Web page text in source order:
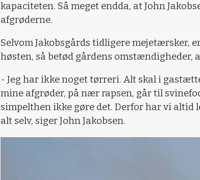
kapaciteten. Så meget endda, at John
afgrøderne.
Selvom Jakobsgårds tidligere mejetærsker,
høsten, så betød gårdens omstændigheder,
- Jeg har ikke noget tørreri. Alt skal i
mine afgrøder, på nær rapsen, går til
simpelthen ikke gøre det. Derfor har vi
alt selv, siger John Jakobsen.